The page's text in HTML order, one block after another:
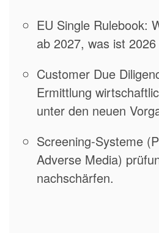
EU Single Rulebook:
ab 2027, was ist
Customer Due
Ermittlung
unter den neuen
Screening-Systeme
Adverse Media)
nachschärfen.